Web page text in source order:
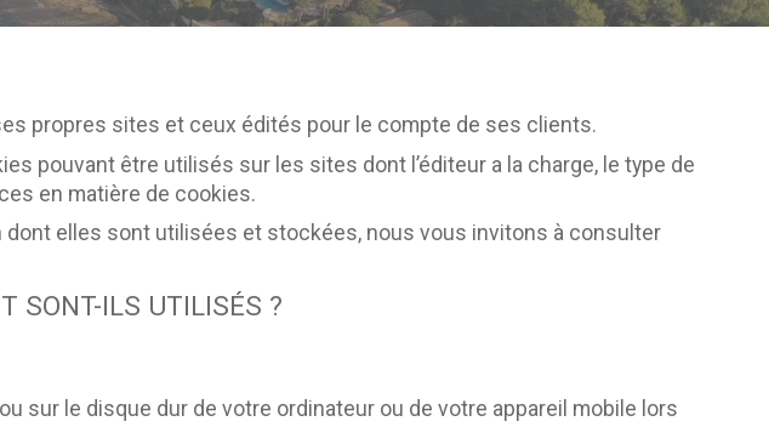
propres sites et ceux édités pour le compte de ses clients.
pouvant être utilisés sur les sites dont l’éditeur a la charge, le type de
en matière de cookies.
elles sont utilisées et stockées, nous vous invitons à consulter
SONT-ILS UTILISÉS ?
sur le disque dur de votre ordinateur ou de votre appareil mobile lors